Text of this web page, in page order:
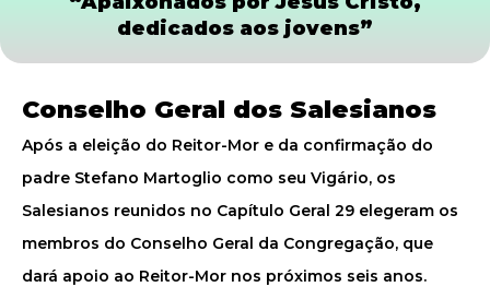
dedicados aos jovens”
Conselho Geral dos Salesianos
Após a eleição do Reitor-Mor e da confirmação do
padre Stefano Martoglio como seu Vigário, os
Salesianos reunidos no Capítulo Geral 29 elegeram os
membros do Conselho Geral da Congregação, que
dará apoio ao Reitor-Mor nos próximos seis anos.